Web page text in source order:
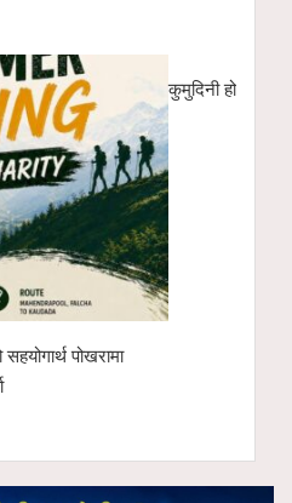
पोखरामा
कुमुदिनी होम्समा